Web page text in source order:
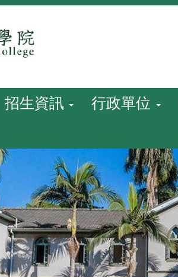
招生資訊 行政單位